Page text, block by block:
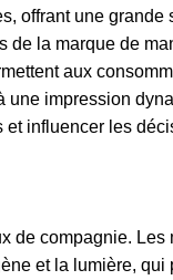
offrant une grande
de la marque de
aux
une impression
influencer les
de compagnie. Les
et la lumière, qui